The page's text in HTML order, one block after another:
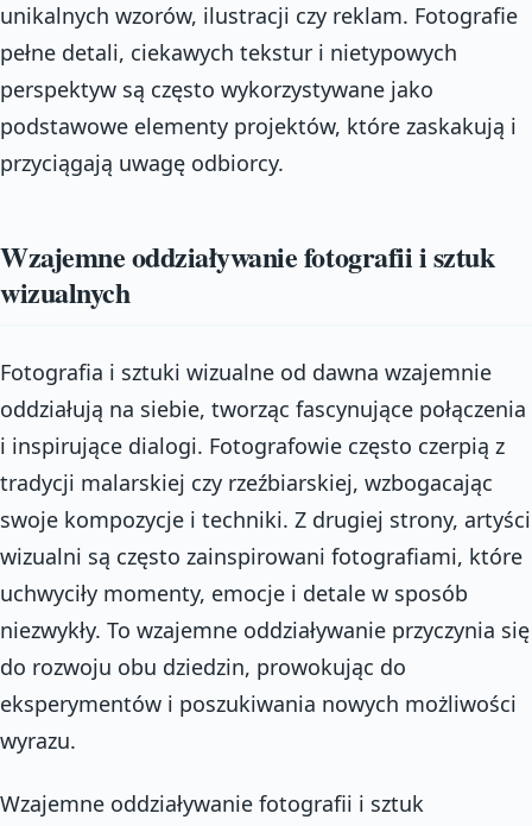
unikalnych wzorów, ilustracji czy reklam. Fotografie
pełne detali, ciekawych tekstur i nietypowych
perspektyw są często wykorzystywane jako
podstawowe elementy projektów, które zaskakują i
przyciągają uwagę odbiorcy.
Wzajemne oddziaływanie fotografii i sztuk
wizualnych
Fotografia i sztuki wizualne od dawna wzajemnie
oddziałują na siebie, tworząc fascynujące połączenia
i inspirujące dialogi. Fotografowie często czerpią z
tradycji malarskiej czy rzeźbiarskiej, wzbogacając
swoje kompozycje i techniki. Z drugiej strony, artyści
wizualni są często zainspirowani fotografiami, które
uchwyciły momenty, emocje i detale w sposób
niezwykły. To wzajemne oddziaływanie przyczynia się
do rozwoju obu dziedzin, prowokując do
eksperymentów i poszukiwania nowych możliwości
wyrazu.
Wzajemne oddziaływanie fotografii i sztuk